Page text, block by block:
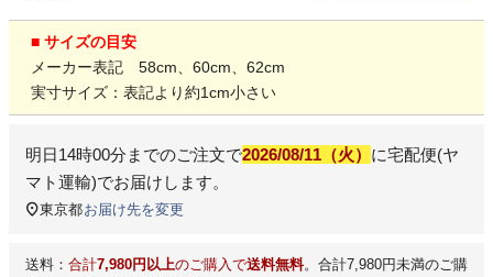
■ サイズの目安
メーカー表記 58cm、60cm、62cm
実寸サイズ：表記より約1cm小さい
明日14時00分 までのご注文で2026/08/11（火） に宅配便(ヤ
マト運輸)でお届けします。
東京都お届け先を変更
送料： 合計7,980円以上のご購入で送料無料。合計7,980円未満のご購